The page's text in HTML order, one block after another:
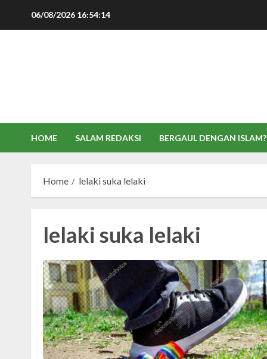
06/08/2026 16:54:15
HOME SALAM REDAKSI BERGAUL DENGAN ISLAM?
Home lelaki suka lelaki
lelaki suka lelaki